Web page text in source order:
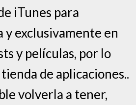
iTunes para
y exclusivamente en
y películas, por lo
de aplicaciones..
volverla a tener,